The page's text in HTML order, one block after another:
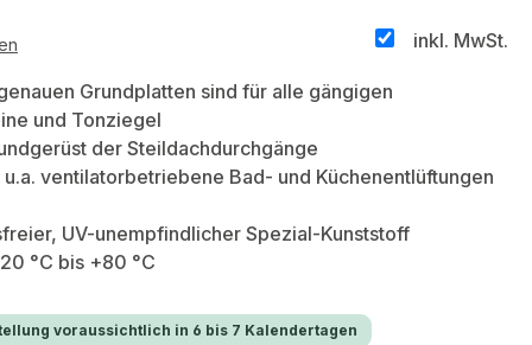
inkl. MwSt.
Grundplatten sind für alle gängigen
und Tonziegel
der Steildachdurchgänge
u.a. ventilatorbetriebene Bad- und Küchenentlüftungen
UV-unempfindlicher Spezial-Kunststoff
°C bis +80 °C
voraussichtlich in 6 bis 7 Kalendertagen